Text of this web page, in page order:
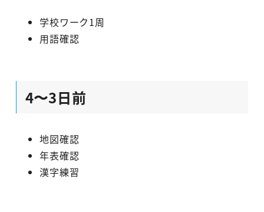
学校ワーク1周
用語確認
4〜3日前
地図確認
年表確認
漢字練習